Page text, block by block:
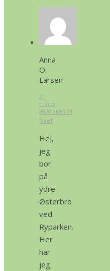
Anna
O.
Larsen
21.
marts
2020 at 05:11
Svar
Hej,
jeg
bor
på
ydre
Østerbro
ved
Ryparken.
Her
har
jeg